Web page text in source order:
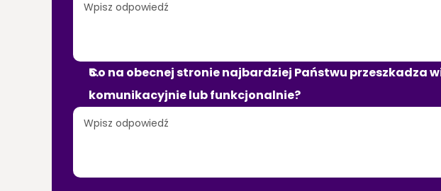
Co na obecnej stronie najbardziej Państwu przeszkadza
komunikacyjnie lub funkcjonalnie?